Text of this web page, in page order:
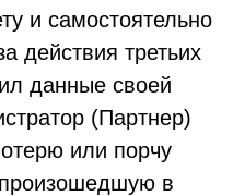
и самостоятельно
действия третьих
данные своей
(Партнер)
или порчу
в